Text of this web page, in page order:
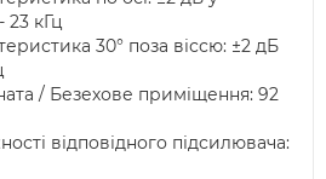
23 кГц
30° поза віссю: ±2 дБ
/ Безехове приміщення: 92
відповідного підсилювача: